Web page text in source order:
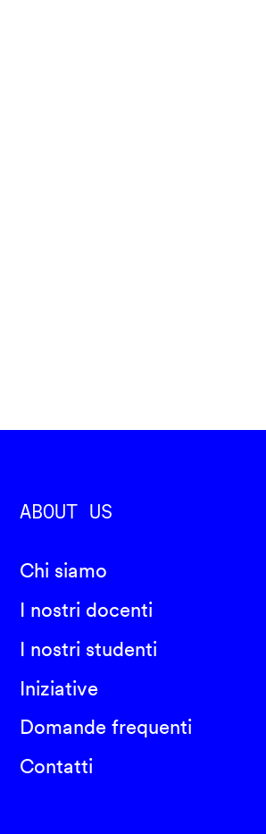
ABOUT US
Chi siamo
I nostri docenti
I nostri studenti
Iniziative
Domande frequenti
Contatti